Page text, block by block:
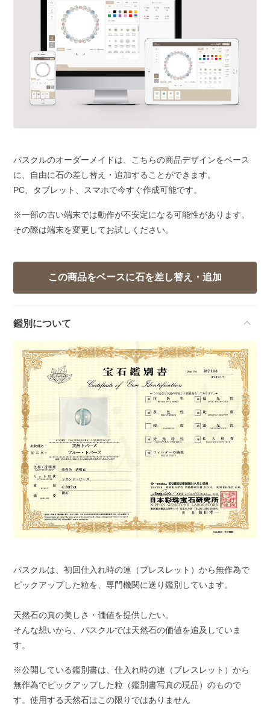
パスクルのオーダーメイドは、こちらの商品デザインをベース
に、自由に石の差し替え・追加することができます。
PC、タブレット、スマホで今すぐ作成可能です。
※一部の古い端末では動作が不安定になる可能性があります。
その際は端末を変更してお試しください。
鑑別について
パスクルは、初回仕入れ時の連（ブレスレット）から無作為で
ピックアップした粒を、専門機関に送り鑑別しています。
天然石の真の美しさ・価値を提供したい。
そんな想いから、パスクルでは天然石の価値を追及していま
す。
※公開している鑑別書は、仕入れ時の連（ブレスレット）から
無作為でピックアップした粒（鑑別書写真の現品）のもので
す。使用する天然石はこの限りではありません